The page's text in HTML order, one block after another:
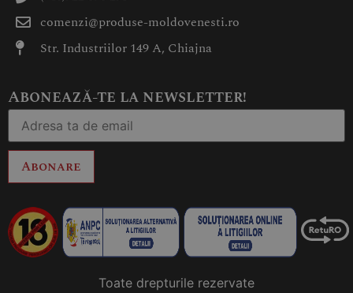
comenzi@produse-moldovenesti.ro
Str. Industriilor 149 A, Chiajna
Abonează-te la newsletter!
Abonare
Toate drepturile rezervate